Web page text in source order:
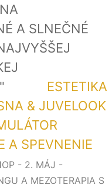
A SLNEČNÉ
ESTETIKA
& JUVELOOK
A SPEVNENIE
- 2. MÁJ -
A MEZOTERAPIA S